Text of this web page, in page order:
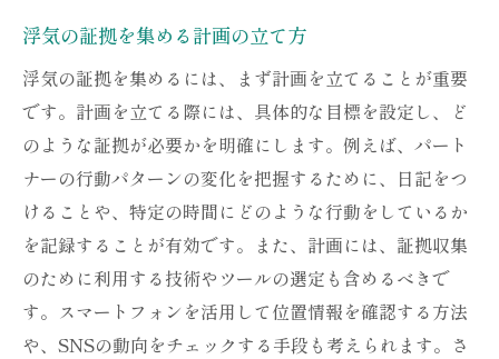
浮気の証拠を集める計画の立て方
浮気の証拠を集めるには、まず計画を立てることが重要
です。計画を立てる際には、具体的な目標を設定し、ど
のような証拠が必要かを明確にします。例えば、パート
ナーの行動パターンの変化を把握するために、日記をつ
けることや、特定の時間にどのような行動をしているか
を記録することが有効です。また、計画には、証拠収集
のために利用する技術やツールの選定も含めるべきで
す。スマートフォンを活用して位置情報を確認する方法
や、SNSの動向をチェックする手段も考えられます。さ